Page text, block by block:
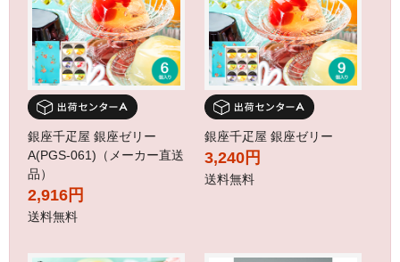
銀座千疋屋 銀座ゼリー
A(PGS-061)（メーカー直送
品）
2,916円
送料無料
銀座千疋屋 銀座ゼリー
3,240円
送料無料